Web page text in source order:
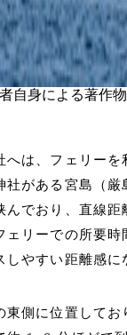
身による著
へは、フェリーを
社がある宮島（厳
んでおり、直線
ェリーでの所要
やすい距離感に
東側に位置してお